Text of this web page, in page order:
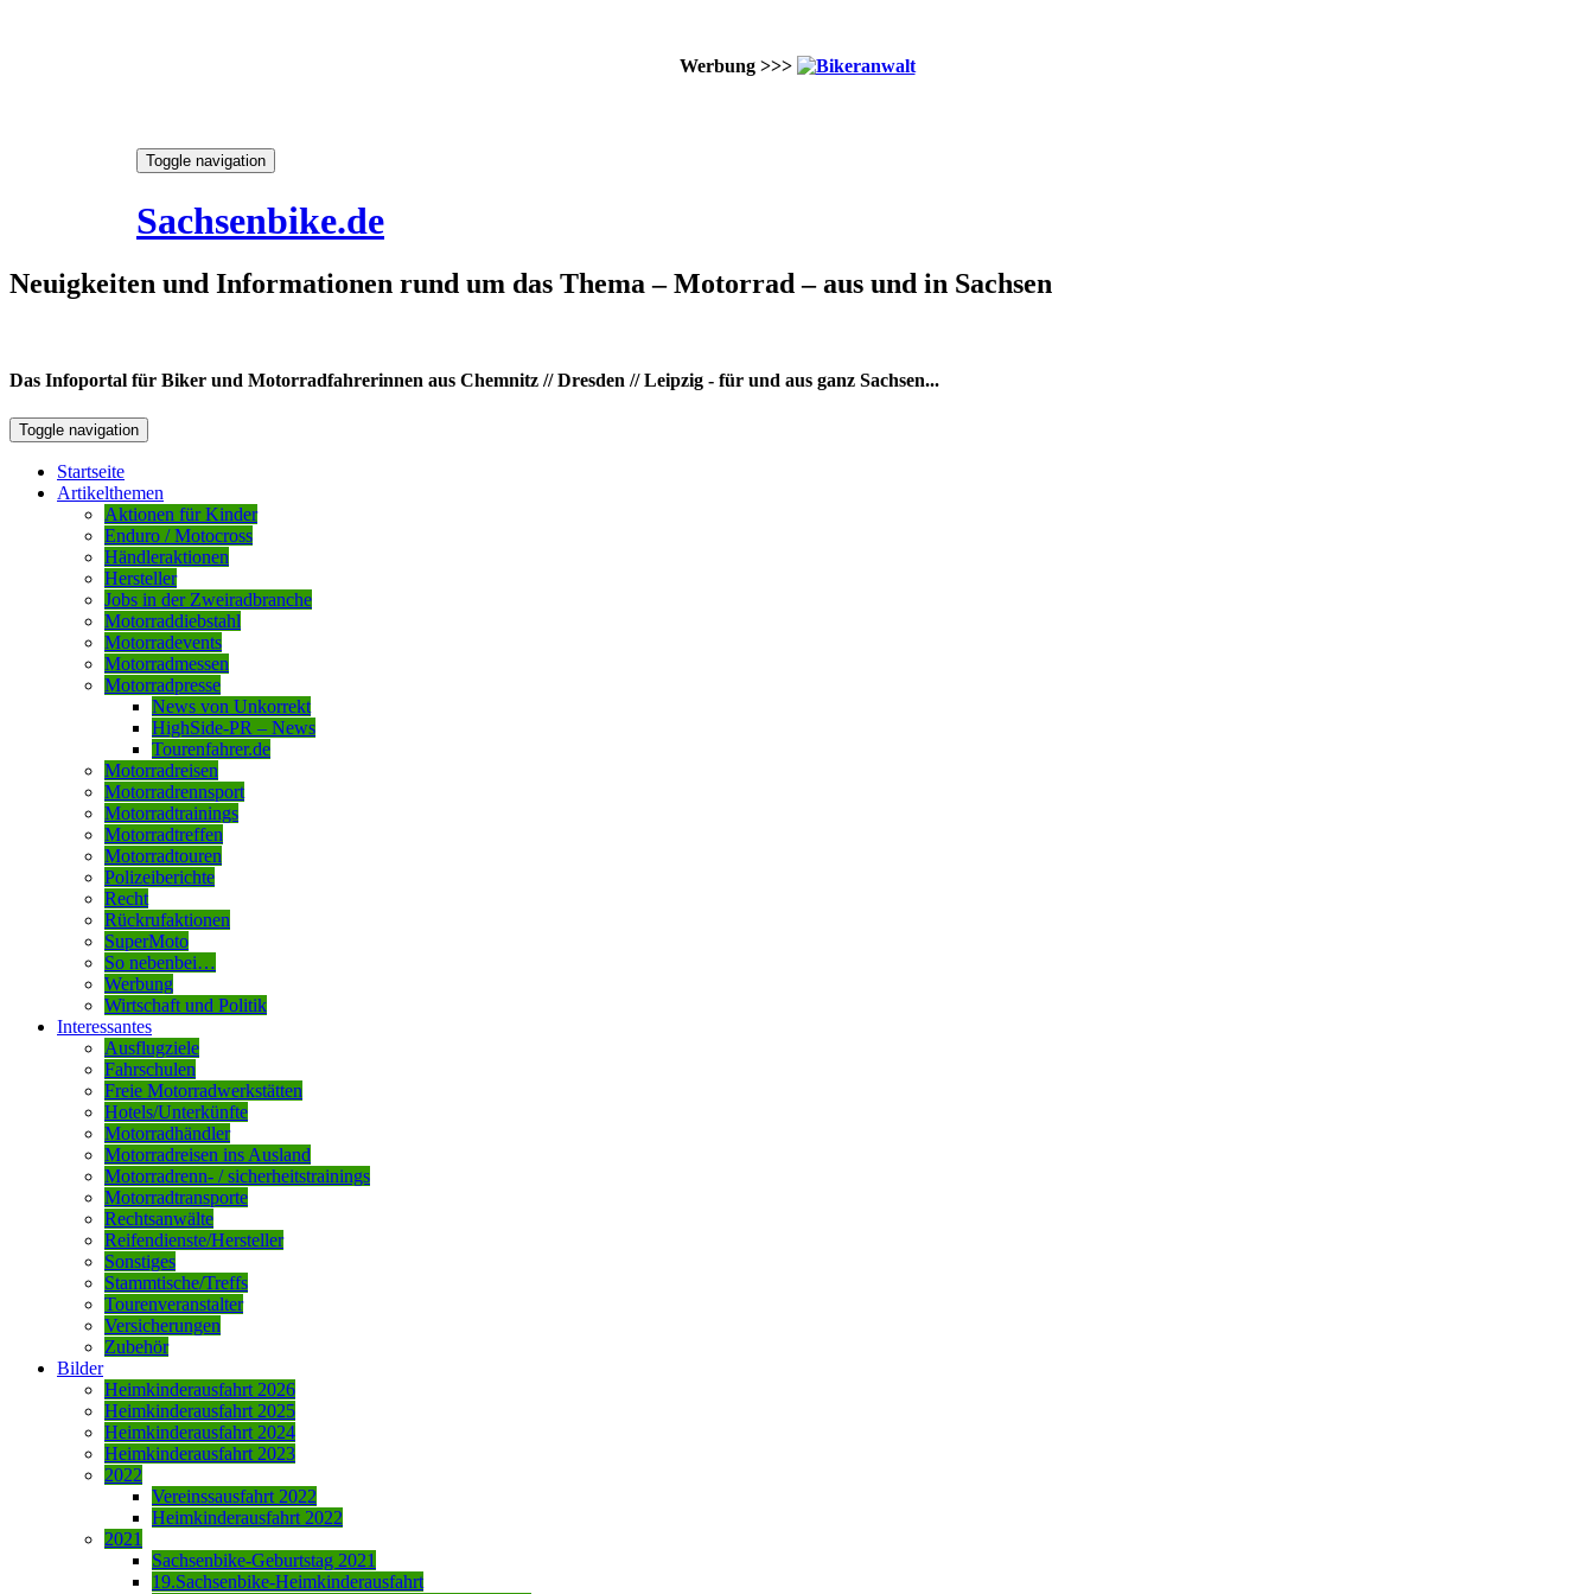
Werbung >>>
Toggle navigation
Sachsenbike.de
Neuigkeiten und Informationen rund um das Thema – Motorrad – aus und in Sachsen
Das Infoportal für Biker und Motorradfahrerinnen aus Chemnitz // Dresden // Leipzig - für und aus ganz Sachsen...
Toggle navigation
Startseite
Artikelthemen
Aktionen für Kinder
Enduro / Motocross
Händleraktionen
Hersteller
Jobs in der Zweiradbranche
Motorraddiebstahl
Motorradevents
Motorradmessen
Motorradpresse
News von Unkorrekt
HighSide-PR – News
Tourenfahrer.de
Motorradreisen
Motorradrennsport
Motorradtrainings
Motorradtreffen
Motorradtouren
Polizeiberichte
Recht
Rückrufaktionen
SuperMoto
So nebenbei…
Werbung
Wirtschaft und Politik
Interessantes
Ausflugziele
Fahrschulen
Freie Motorradwerkstätten
Hotels/Unterkünfte
Motorradhändler
Motorradreisen ins Ausland
Motorradrenn- / sicherheitstrainings
Motorradtransporte
Rechtsanwälte
Reifendienste/Hersteller
Sonstiges
Stammtische/Treffs
Tourenveranstalter
Versicherungen
Zubehör
Bilder
Heimkinderausfahrt 2026
Heimkinderausfahrt 2025
Heimkinderausfahrt 2024
Heimkinderausfahrt 2023
2022
Vereinssausfahrt 2022
Heimkinderausfahrt 2022
2021
Sachsenbike-Geburtstag 2021
19.Sachsenbike-Heimkinderausfahrt